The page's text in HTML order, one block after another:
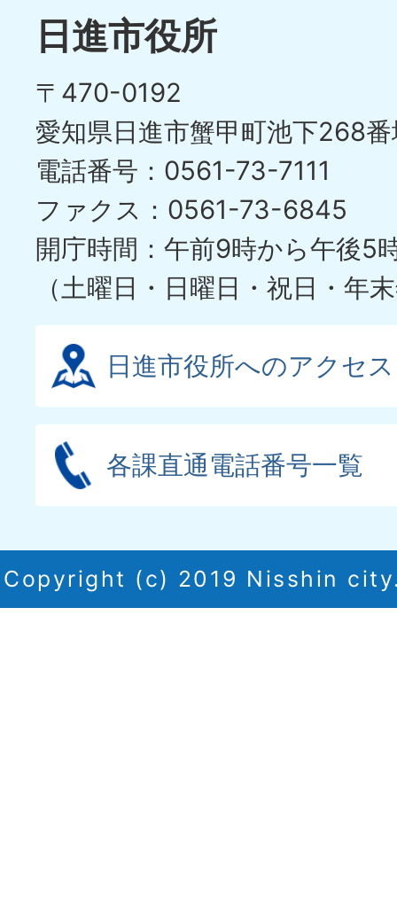
イ
目
の
ス
ラ
イ
ド
日進市役所
〒470-0192
愛知県日進市蟹甲町池下268
電話番号：0561-73-7111
ファクス：0561-73-6845
開庁時間：午前9時から午後5
（土曜日・日曜日・祝日・年
日進市役所へのアクセス
各課直通電話番号一覧
Copyright (c) 2019 Nisshin